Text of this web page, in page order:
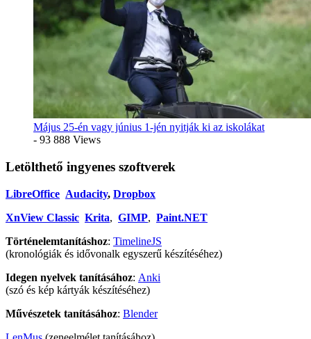
Május 25-én vagy június 1-jén nyitják ki az iskolákat
- 93 888 Views
Letölthető ingyenes szoftverek
LibreOffice Audacity, Dropbox
XnView Classic Krita, GIMP, Paint.NET
Történelemtanításhoz: TimelineJS
(kronológiák és idővonalk egyszerű készítéséhez)
Idegen nyelvek tanításához: Anki
(szó és kép kártyák készítéséhez)
Művészetek tanításához: Blender